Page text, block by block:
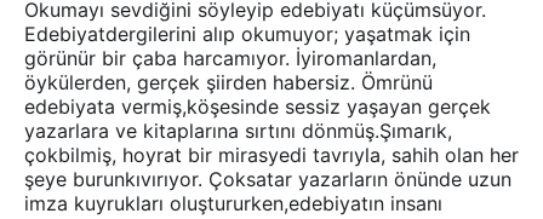
Okumayı sevdiğini söyleyip edebiyatı küçümsüyor.
Edebiyatdergilerini alıp okumuyor; yaşatmak için
görünür bir çaba harcamıyor. İyiromanlardan,
öykülerden, gerçek şiirden habersiz. Ömrünü
edebiyata vermiş,köşesinde sessiz yaşayan gerçek
yazarlara ve kitaplarına sırtını dönmüş.Şımarık,
çokbilmiş, hoyrat bir mirasyedi tavrıyla, sahih olan her
şeye burunkıvırıyor. Çoksatar yazarların önünde uzun
imza kuyrukları oluştururken,edebiyatın insanı